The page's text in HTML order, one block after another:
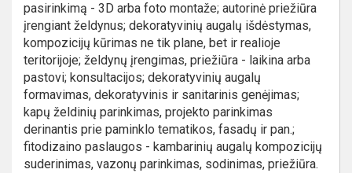
pasirinkimą - 3D arba foto montaže; autorinė priežiūra
įrengiant želdynus; dekoratyvinių augalų išdėstymas,
kompozicijų kūrimas ne tik plane, bet ir realioje
teritorijoje; želdynų įrengimas, priežiūra - laikina arba
pastovi; konsultacijos; dekoratyvinių augalų
formavimas, dekoratyvinis ir sanitarinis genėjimas;
kapų želdinių parinkimas, projekto parinkimas
derinantis prie paminklo tematikos, fasadų ir pan.;
fitodizaino paslaugos - kambarinių augalų kompozicijų
suderinimas, vazonų parinkimas, sodinimas, priežiūra.